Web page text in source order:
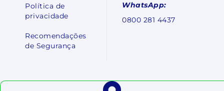
Política de
privacidade
Recomendações
de Segurança
WhatsApp:
0800 281 4437